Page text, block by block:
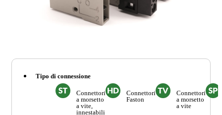
Tipo di connessione
Connettori
a morsetto
a vite,
innestabili
Connettori
Faston
Connettori
a morsetto
a vite